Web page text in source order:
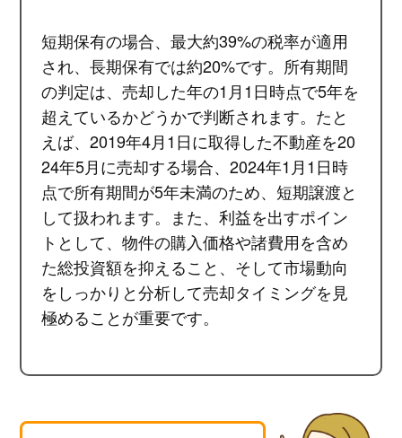
短期保有の場合、最大約39%の税率が適用
され、長期保有では約20%です。所有期間
の判定は、売却した年の1月1日時点で5年を
超えているかどうかで判断されます。たと
えば、2019年4月1日に取得した不動産を20
24年5月に売却する場合、2024年1月1日時
点で所有期間が5年未満のため、短期譲渡と
して扱われます。また、利益を出すポイン
トとして、物件の購入価格や諸費用を含め
た総投資額を抑えること、そして市場動向
をしっかりと分析して売却タイミングを見
極めることが重要です。